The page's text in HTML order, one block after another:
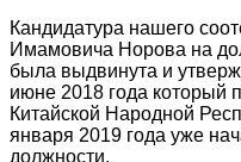
Кандидатура нашего
Имамовича Норова на
была выдвинута и
июне 2018 года который
Китайской Народной
января 2019 года уже
должности.